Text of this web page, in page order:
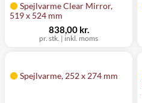
Spejlvarme Clear Mirror,
519 x 524 mm
pr. stk. | inkl. moms
838,00 kr.
Spejlvarme, 252 x 274 mm